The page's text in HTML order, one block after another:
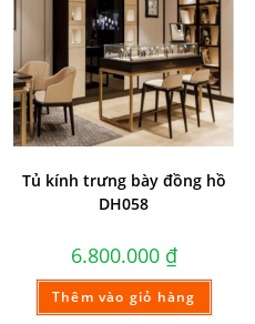
Tủ kính trưng bày đồng hồ
DH058
6.800.000 ₫
Thêm vào giỏ hàng